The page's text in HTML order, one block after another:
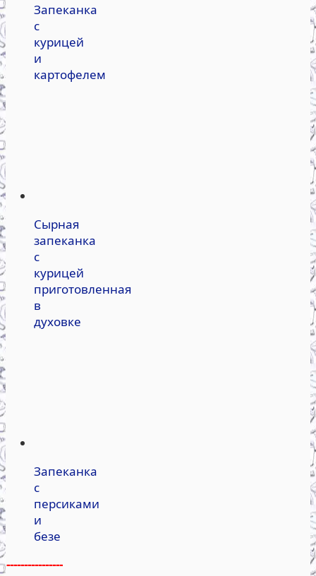
Запеканка
с
курицей
и
картофелем
Сырная
запеканка
с
курицей
приготовленная
в
духовке
Запеканка
с
персиками
и
безе
----------------